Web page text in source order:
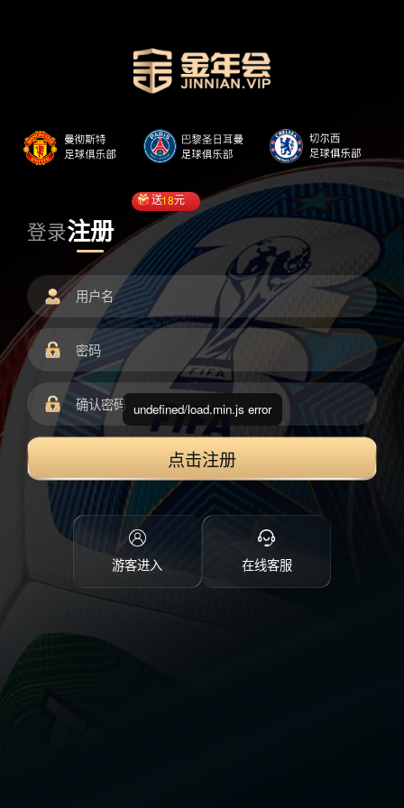
登录注册
送18元
点击注册
游客进入 在线客服
undefined/load.min.js error